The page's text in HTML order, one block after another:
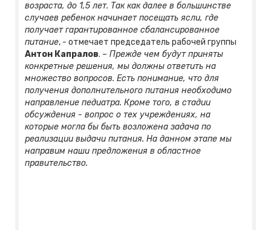
возраста, до 1,5 лет. Так как далее в большинстве
случаев ребенок начинает посещать ясли, где
получает гарантированное сбалансированное
питание, - отмечает председатель рабочей группы
Антон Капралов. – Прежде чем будут приняты
конкретные решения, мы должны ответить на
множество вопросов. Есть понимание, что для
получения дополнительного питания необходимо
направление педиатра. Кроме того, в стадии
обсуждения - вопрос о тех учреждениях, на
которые могла бы быть возложена задача по
реализации выдачи питания. На данном этапе мы
направим наши предложения в областное
правительство.